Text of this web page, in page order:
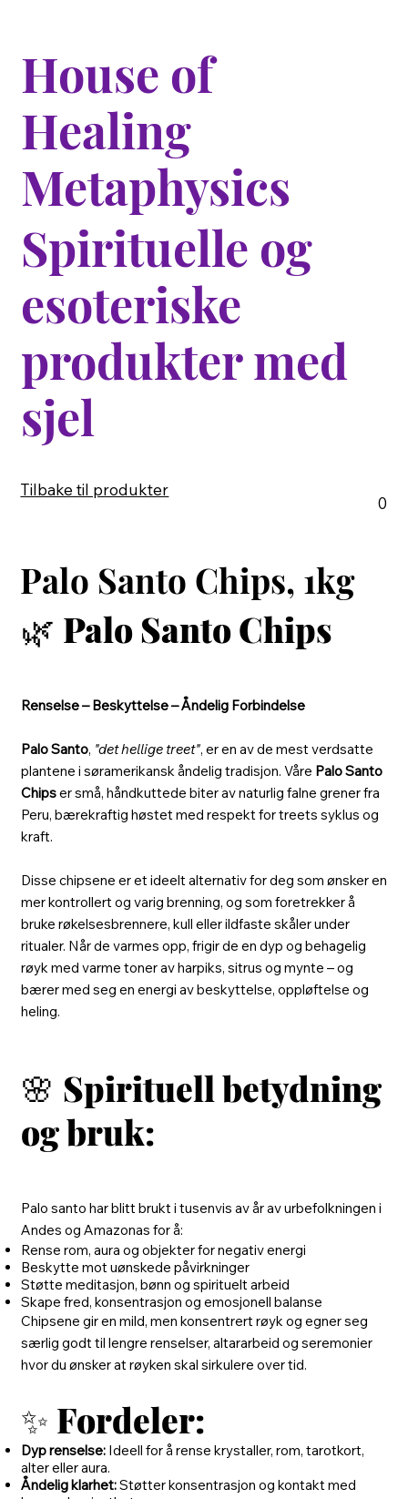
House of
Healing
Metaphysics
Spirituelle og
esoteriske
produkter med
sjel
Tilbake til produkter
0
Palo Santo Chips, 1kg
🌿 Palo Santo Chips
Renselse – Beskyttelse – Åndelig Forbindelse
Palo Santo, "det hellige treet", er en av de mest verdsatte
plantene i søramerikansk åndelig tradisjon. Våre Palo Santo
Chipser små, håndkuttede biter av naturlig falne grener fra
Peru, bærekraftig høstet med respekt for treets syklus og
kraft.
Disse chipsene er et ideelt alternativ for deg som ønsker en
mer kontrollert og varig brenning, og som foretrekker å
bruke røkelsesbrennere, kull eller ildfaste skåler under
ritualer. Når de varmes opp, frigir de en dyp og behagelig
røyk med varme toner av harpiks, sitrus og mynte – og
bærer med seg en energi av beskyttelse, oppløftelse og
heling.
🌸 Spirituell betydning
og bruk:
Palo santo har blitt brukt i tusenvis av år av urbefolkningen i
Andes og Amazonas for å:
Rense rom, aura og objekter for negativ energi
Beskytte mot uønskede påvirkninger
Støtte meditasjon, bønn og spirituelt arbeid
Skape fred, konsentrasjon og emosjonell balanse
Chipsene gir en mild, men konsentrert røyk og egner seg
særlig godt til lengre renselser, altararbeid og seremonier
hvor du ønsker at røyken skal sirkulere over tid.
✨ Fordeler:
Dyp renselse:Ideell for å rense krystaller, rom, tarotkort,
alter eller aura.
Åndelig klarhet:Støtter konsentrasjon og kontakt med